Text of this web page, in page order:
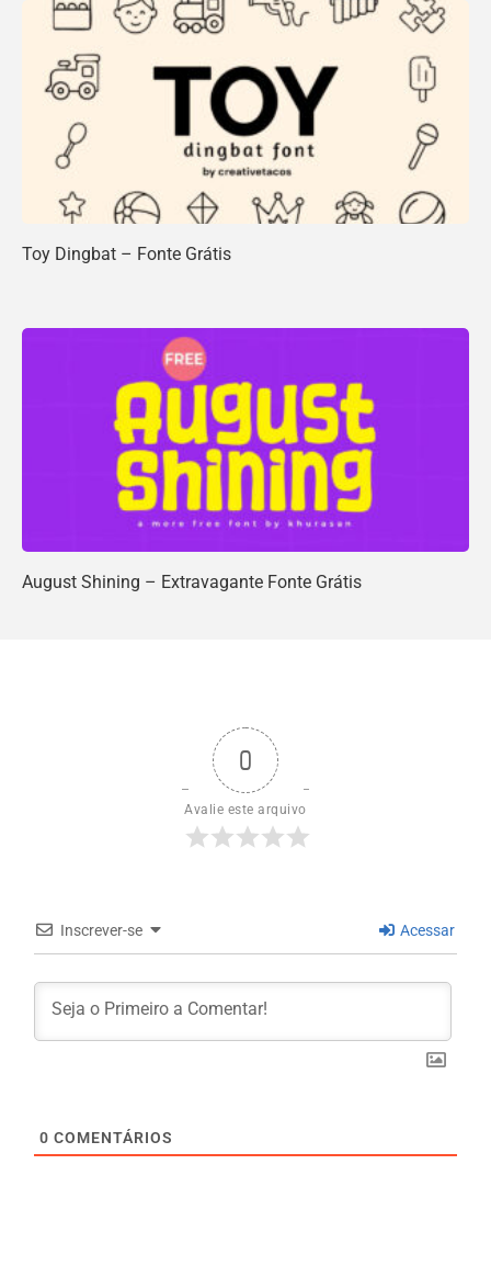
Toy Dingbat – Fonte Grátis
August Shining – Extravagante Fonte Grátis
0
Avalie este arquivo
Inscrever-se Acessar
0 COMENTÁRIOS